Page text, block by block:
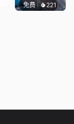
免费 221渔小小